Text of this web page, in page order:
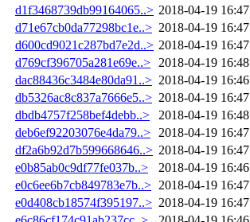
d1f3468739db99164065..> 2018-04-19 16:47
d71e67cb0da77298bc1e..> 2018-04-19 16:47
d600cd9021c287bd7e2d..> 2018-04-19 16:47
d769cf396705a281e69e..>
2018-04-19 16:48
dac88436c3484e80da91..> 2018-04-19 16:46
db5326ac8c837a7666e5..> 2018-04-19 16:47
dbdb4757f258bef4debb..>
2018-04-19 16:48
deb6ef92203076e4da79..>
2018-04-19 16:47
df2a6b92d7b599668646..> 2018-04-19 16:47
e0b85ab0c9df77fe037b..>
2018-04-19 16:46
e0c6ee6b7cb849783e7b..> 2018-04-19 16:47
e0d408cb18574f395197..> 2018-04-19 16:47